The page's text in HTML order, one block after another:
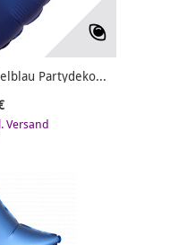
Partydeko...
Versand